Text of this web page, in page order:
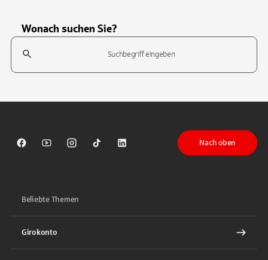
Wonach suchen Sie?
Suchfeld
Sparkasse auf Facebook
Sparkasse auf Youtube
Sparkasse auf Instagram
Sparkasse auf TikTok
Sparkasse auf LinkedIn
Nach oben
Beliebte Themen
Girokonto